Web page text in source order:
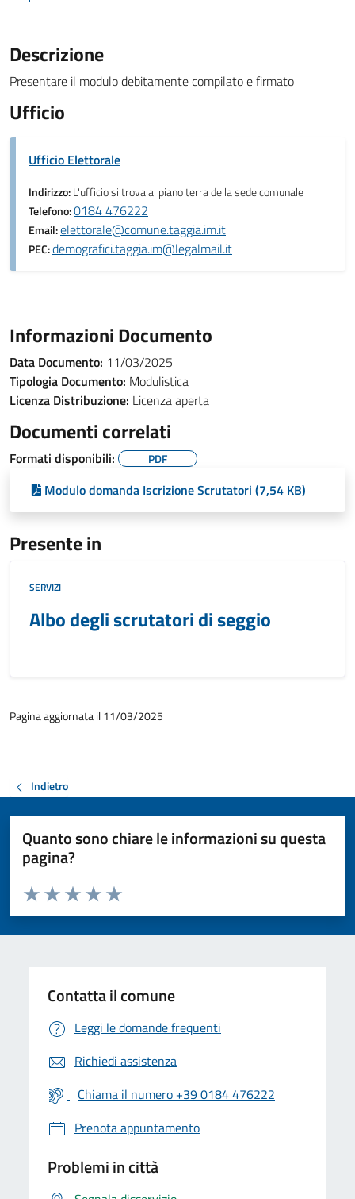
Descrizione
Presentare il modulo debitamente compilato e firmato
Ufficio
Ufficio Elettorale
Indirizzo:L'ufficio si trova al piano terra della sede comunale
Telefono:0184 476222
Email:elettorale@comune.taggia.im.it
PEC:demografici.taggia.im@legalmail.it
Informazioni Documento
Data Documento: 11/03/2025
Tipologia Documento: Modulistica
Licenza Distribuzione: Licenza aperta
Documenti correlati
Formati disponibili: PDF
Modulo domanda Iscrizione Scrutatori (7,54 KB)
Presente in
SERVIZI
Albo degli scrutatori di seggio
Pagina aggiornata il 11/03/2025
Indietro
Quanto sono chiare le informazioni su questa
pagina?
Valuta da 1 a 5 stelle la pagina
Valuta 5 stelle su 5
Valuta 4 stelle su 5
Valuta 3 stelle su 5
Valuta 2 stelle su 5
Valuta 1 stelle su 5
Contatta il comune
Leggi le domande frequenti
Richiedi assistenza
Chiama il numero +39 0184 476222
Prenota appuntamento
Problemi in città